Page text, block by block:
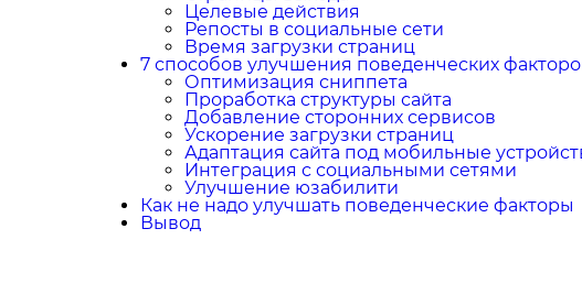
Целевые действия
Репосты в социальные сети
Время загрузки страниц
7 способов улучшения поведенческих
Оптимизация сниппета
Проработка структуры сайта
Добавление сторонних сервисов
Ускорение загрузки страниц
Адаптация сайта под мобильные
Интеграция с социальными сетями
Улучшение юзабилити
Как не надо улучшать поведенческие факторы
Вывод